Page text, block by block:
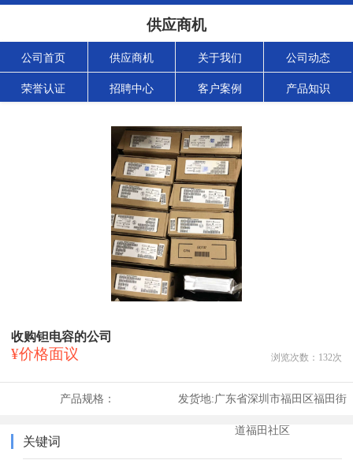
供应商机
公司首页 供应商机 关于我们 公司动态
荣誉认证 招聘中心 客户案例 产品知识
收购钽电容的公司
¥价格面议 浏览次数： 132次
产品规格： 发货地:广东省深圳市福田区福田街
道福田社区
关键词